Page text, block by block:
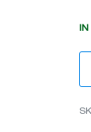
IN